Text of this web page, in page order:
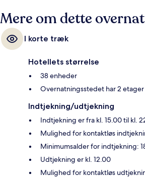
Mere om dette
I korte træk
Hotellets størrelse
38 enheder
Overnatningsstedet har 2 etager
Indtjekning/udtjekning
Indtjekning er fra kl. 15.00 til kl.
Mulighed for kontaktløs
Minimumsalder for indtjekning:
Udtjekning er kl. 12.00
Mulighed for kontaktløs